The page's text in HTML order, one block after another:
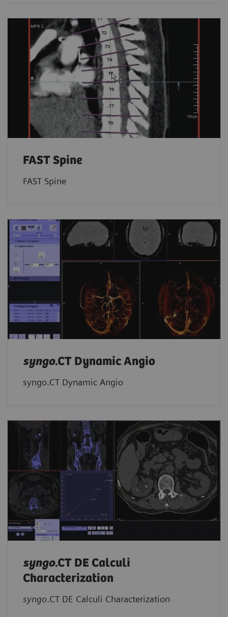
FAST Spine
FAST Spine
syngo.CT Dynamic Angio
syngo.CT Dynamic Angio
syngo.CT DE Calculi
Characterization
syngo.CT DE Calculi Characterization